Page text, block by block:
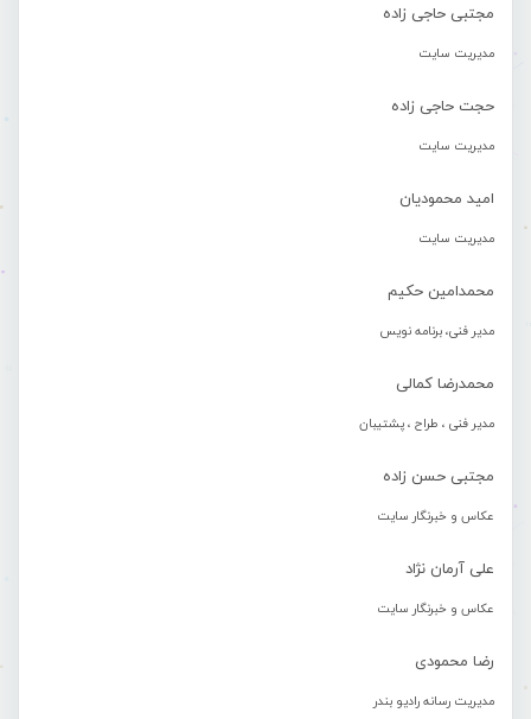
مجتبی حاجی زاده
مدیریت سایت
حجت حاجی زاده
مدیریت سایت
امید محمودیان
مدیریت سایت
محمدامین حکیم
مدیر فنی، برنامه نویس
محمدرضا کمالی
مدیر فنی ، طراح ، پشتیبان
مجتبی حسن زاده
عکاس و خبرنگار سایت
علی آرمان نژاد
عکاس و خبرنگار سایت
رضا محمودی
مدیریت رسانه رادیو بندر